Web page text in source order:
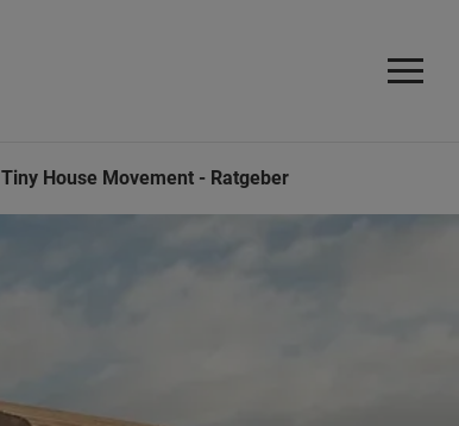
Tiny House Movement - Ratgeber